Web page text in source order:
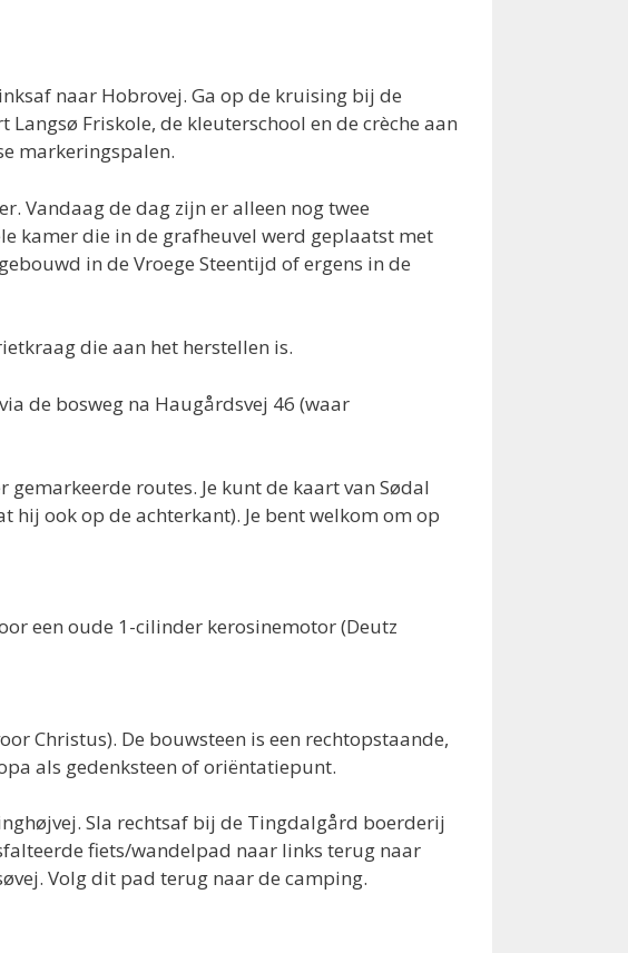
naar Hobrovej. Ga op de kruising bij de
Friskole, de kleuterschool en de crèche aan
markeringspalen.
Vandaag de dag zijn er alleen nog twee
kamer die in de grafheuvel werd geplaatst met
in de Vroege Steentijd of ergens in de
die aan het herstellen is.
de bosweg na Haugårdsvej 46 (waar
routes. Je kunt de kaart van Sødal
ook op de achterkant). Je bent welkom om op
een oude 1-cilinder kerosinemotor (Deutz
Christus). De bouwsteen is een rechtopstaande,
als gedenksteen of oriëntatiepunt.
Sla rechtsaf bij de Tingdalgård boerderij
fiets/wandelpad naar links terug naar
Volg dit pad terug naar de camping.